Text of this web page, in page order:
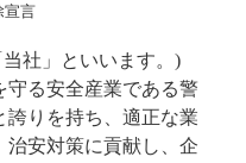
宣言
社」といいます。)
守る安全産業である警
誇りを持ち、適正な業
治安対策に貢献し、企